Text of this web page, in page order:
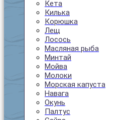
Кета
Килька
Корюшка
Лещ
Лосось
Масляная рыба
Минтай
Мойва
Молоки
Морская капуста
Навага
Окунь
Палтус